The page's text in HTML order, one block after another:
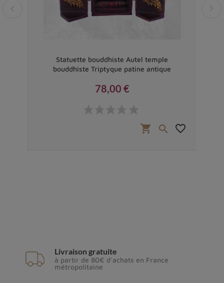
Statuette bouddhiste Autel temple
bouddhiste Triptyque patine antique
78,00 €
shopping_cart  favorite_border
Livraison gratuite
à partir de 80€ d'achats en France
métropolitaine